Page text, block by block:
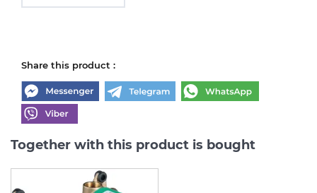
Share this product :
Together with this product is bought